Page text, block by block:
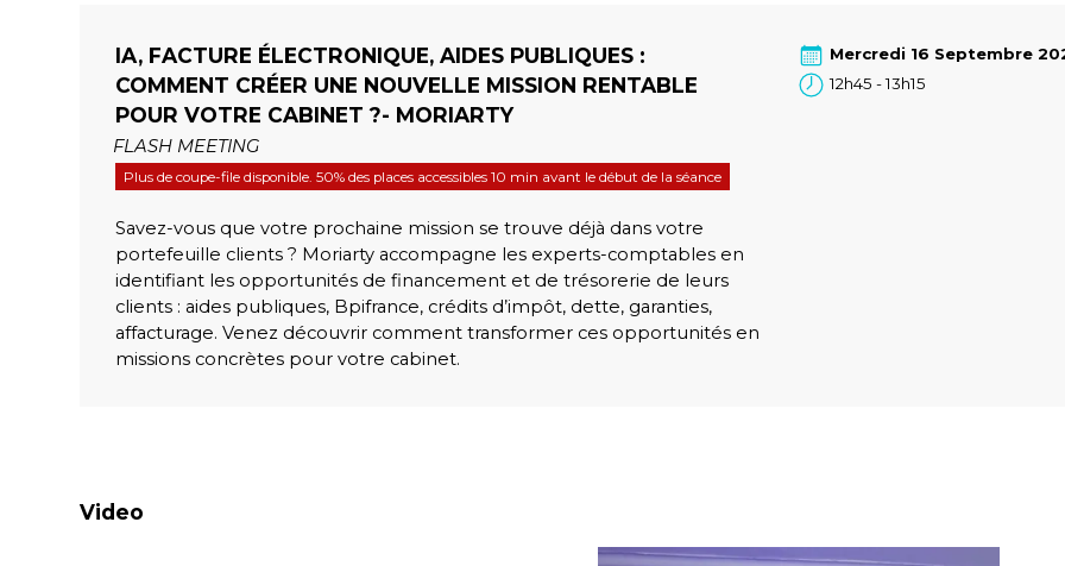
IA, FACTURE ÉLECTRONIQUE, AIDES PUBLIQUES :
COMMENT CRÉER UNE NOUVELLE MISSION RENTABLE
POUR VOTRE CABINET ?- MORIARTY
FLASH MEETING
Plus de coupe-file disponible. 50% des places accessibles 10 min avant le début de la séance
Savez-vous que votre prochaine mission se trouve déjà dans votre
portefeuille clients ? Moriarty accompagne les experts-comptables en
identifiant les opportunités de financement et de trésorerie de leurs
clients : aides publiques, Bpifrance, crédits d’impôt, dette, garanties,
affacturage. Venez découvrir comment transformer ces opportunités en
missions concrètes pour votre cabinet.
Mercredi 16 Septembre
12h45 - 13h15
Video